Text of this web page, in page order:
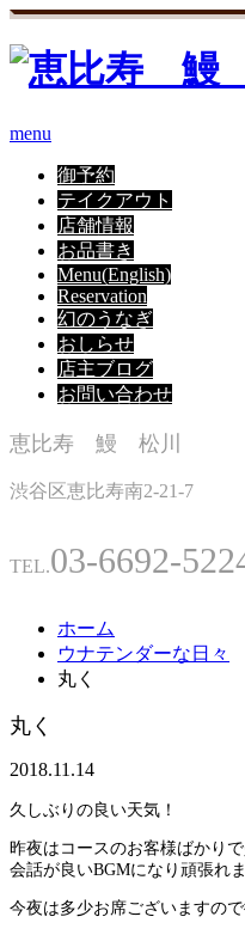
menu
御予約
テイクアウト
店舗情報
お品書き
Menu(English)
Reservation
幻のうなぎ
おしらせ
店主ブログ
お問い合わせ
恵比寿 鰻 松川
渋谷区恵比寿南2-21-7
TEL.03-6692-
ホーム
ウナテンダーな日々
丸く
丸く
2018.11.14
久しぶりの良い天気！
昨夜はコースのお客様ばかり
会話が良いBGMになり頑張れま
今夜は多少お席ございますの